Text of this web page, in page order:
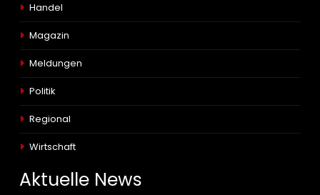
Handel
Magazin
Meldungen
Politik
Regional
Wirtschaft
Aktuelle News